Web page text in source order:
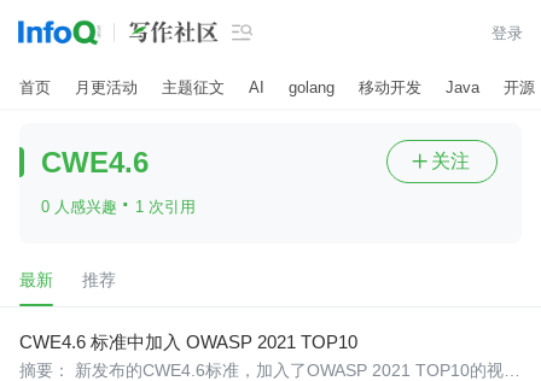
 登录
首页 月更活动 主题征文 AI golang 移动开发 Java 开源
CWE4.6
0 人感兴趣 · 1 次引用
 关注
最新 推荐
CWE4.6 标准中加入 OWASP 2021 TOP10
​​摘要： 新发布的CWE4.6标准，加入了OWASP 2021 TOP10的视